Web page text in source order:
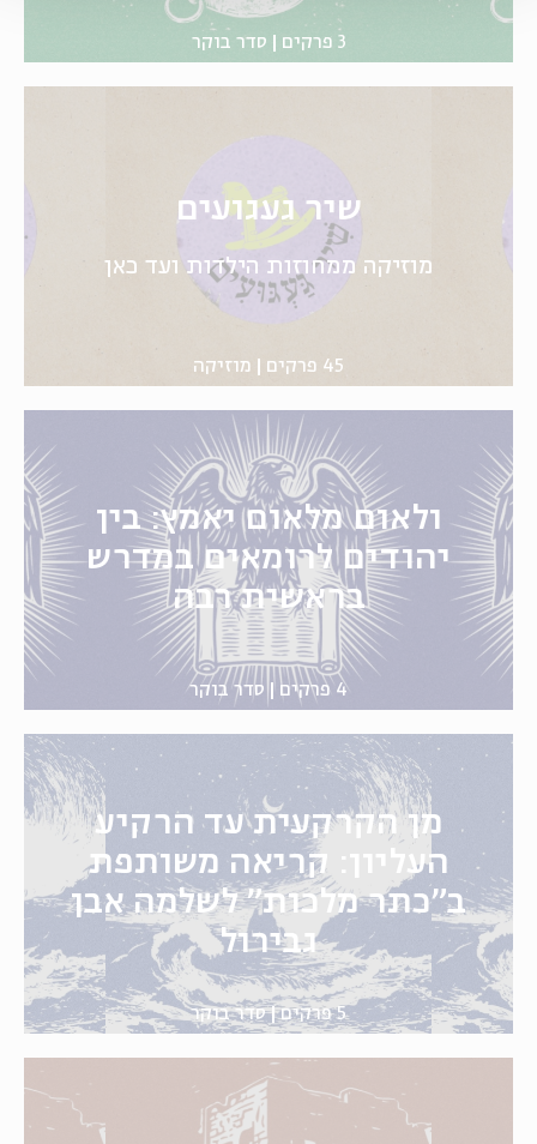
3 פרקים סדר בוקר
שיר געגועים
מוזיקה ממחוזות הילדות ועד כאן
45 פרקים מוזיקה
ולאום מלאום יאמץ: בין
יהודים לרומאים במדרש
בראשית רבה
4 פרקים סדר בוקר
מן הקרקעית עד הרקיע
העליון: קריאה משותפת
ב"כתר מלכות" לשלמה אבן
גבירול
5 פרקים סדר בוקר